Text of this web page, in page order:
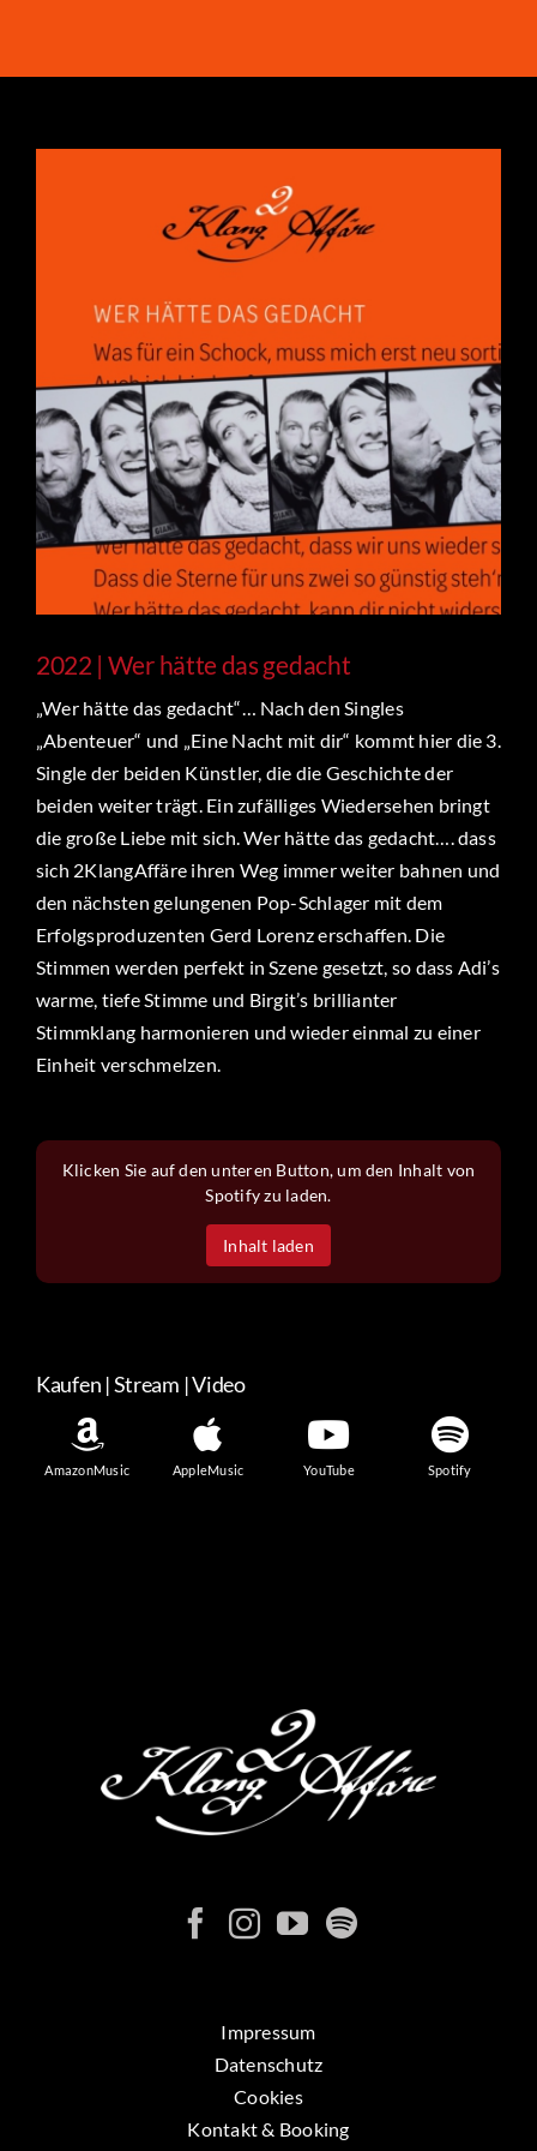
2022 | Wer hätte das gedacht
„Wer hätte das gedacht“… Nach den Singles
„Abenteuer“ und „Eine Nacht mit dir“ kommt hier die 3.
Single der beiden Künstler, die die Geschichte der
beiden weiter trägt. Ein zufälliges Wiedersehen bringt
die große Liebe mit sich. Wer hätte das gedacht…. dass
sich 2KlangAffäre ihren Weg immer weiter bahnen und
den nächsten gelungenen Pop-Schlager mit dem
Erfolgsproduzenten Gerd Lorenz erschaffen. Die
Stimmen werden perfekt in Szene gesetzt, so dass Adi’s
warme, tiefe Stimme und Birgit’s brillianter
Stimmklang harmonieren und wieder einmal zu einer
Einheit verschmelzen.
Klicken Sie auf den unteren Button, um den Inhalt von
Spotify zu laden.
Inhalt laden
Kaufen | Stream | Video
AmazonMusic AppleMusic YouTube Spotify
Impressum
Datenschutz
Cookies
Kontakt & Booking